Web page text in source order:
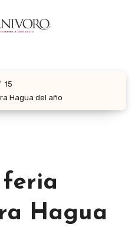
15
Hagua del año
Hagua